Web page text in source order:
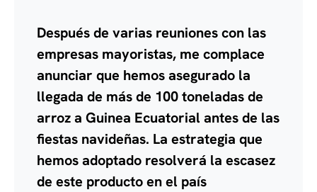
Después de varias reuniones con las
empresas mayoristas, me complace
anunciar que hemos asegurado la
llegada de más de 100 toneladas de
arroz a Guinea Ecuatorial antes de las
fiestas navideñas. La estrategia que
hemos adoptado resolverá la escasez
de este producto en el país